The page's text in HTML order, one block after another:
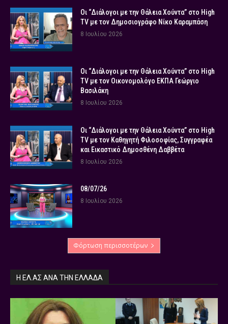
Οι “Διάλογοι με την Θάλεια Χούντα” στο High
TV με τον Δημοσιογράφο Νίκο Καραμπάση
8 Ιουλίου 2026
Οι “Διάλογοι με την Θάλεια Χούντα” στο High
TV με τον Οικονομολόγο ΕΚΠΑ Γεώργιο
Βασιλάκη
8 Ιουλίου 2026
Οι “Διάλογοι με την Θάλεια Χούντα” στο High
TV με τον Καθηγητή Φιλοσοφίας, Συγγραφέα
και Εικαστικό Δημοσθένη Δαββέτα
8 Ιουλίου 2026
08/07/26
8 Ιουλίου 2026
Φόρτωση περισσοτέρων
Η ΕΛ.ΑΣ ΑΝΆ ΤΗΝ ΕΛΛΆΔΑ